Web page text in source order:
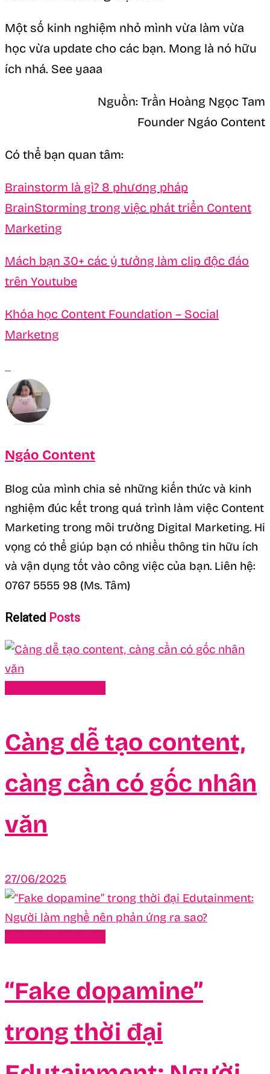
Một số kinh nghiệm nhỏ mình vừa làm vừa
học vừa update cho các bạn. Mong là nó hữu
ích nhá. See yaaa
Nguồn: Trần Hoàng Ngọc Tam
Founder Ngáo Content
Có thể bạn quan tâm:
Brainstorm là gì? 8 phương pháp
BrainStorming trong việc phát triển Content
Marketing
Mách bạn 30+ các ý tưởng làm clip độc đáo
trên Youtube
Khóa học Content Foundation – Social
Marketng
Ngáo Content
Blog của mình chia sẻ những kiến thức và kinh
nghiệm đúc kết trong quá trình làm việc Content
Marketing trong môi trường Digital Marketing. Hi
vọng có thể giúp bạn có nhiều thông tin hữu ích
và vận dụng tốt vào công việc của bạn. Liên hệ:
0767 5555 98 (Ms. Tâm)
Related Posts
Càng dễ tạo content,
càng cần có gốc nhân
văn
27/06/2025
“Fake dopamine”
trong thời đại